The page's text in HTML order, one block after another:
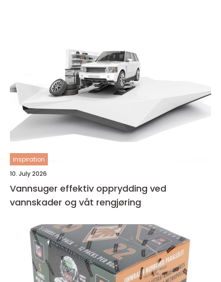
inspiration
10. July 2026
Vannsuger effektiv opprydding ved
vannskader og våt rengjøring